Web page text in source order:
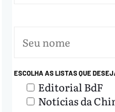
ESCOLHA AS LISTAS QUE
Editorial BdF
Notícias da